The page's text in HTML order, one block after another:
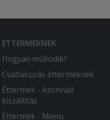
ÉTTERMEKNEK
Hogyan működik?
Csatlakozás éttermeknek
Éttermek - Azonnali
kiszállítás
Éttermek - Menü